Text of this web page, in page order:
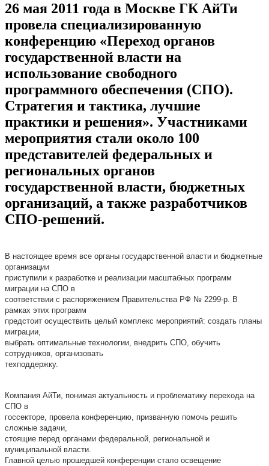
26 мая 2011 года в Москве ГК АйТи
провела специализированную
конференцию «Переход органов
государственной власти на
использование свободного
программного обеспечения (СПО).
Стратегия и тактика, лучшие
практики и решения». Участниками
мероприятия стали около 100
представителей федеральных и
региональных органов
государственной власти, бюджетных
организаций, а также разработчиков
СПО-решений.
В настоящее время все органы государственной власти и бюджетные
организации
приступили к разработке и реализации масштабных программ
миграции на СПО в
соответствии с распоряжением Правительства РФ № 2299-р. В
рамках этих программ
предстоит осуществить целый комплекс мероприятий: создать планы
миграции,
выбрать оптимальные технологии, внедрить СПО, обучить
сотрудников, организовать
техподдержку.
Компания АйТи, понимая актуальность и проблематику перехода на
СПО в
госсекторе, провела конференцию, призванную помочь решить
сложные задачи,
стоящие перед органами федеральной, региональной и
муниципальной власти.
Главной целью прошедшей конференции стало освещение